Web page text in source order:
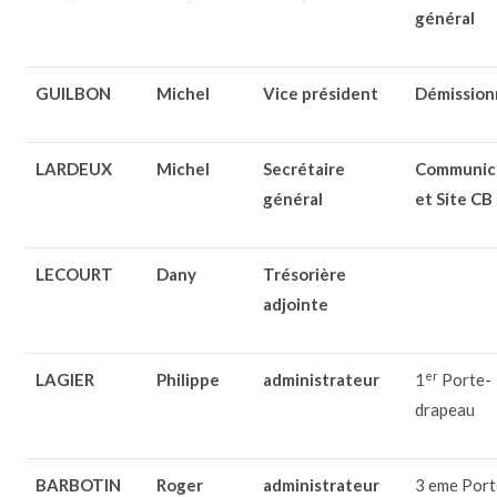
général
GUILBON Michel Vice président
LARDEUX Michel
Secrétaire
général
et Site CB
LECOURT Dany
Trésorière
adjointe
LAGIER Philippe administrateur 1 er Porte-
drapeau
BARBOTIN Roger administrateur
3 eme